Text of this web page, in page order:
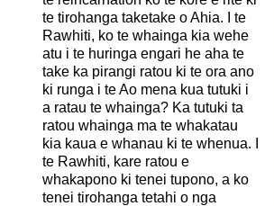
te tirohanga taketake o Ahia. I te
Rawhiti, ko te whainga kia wehe
atu i te huringa engari he aha te
take ka pirangi ratou ki te ora ano
ki runga i te Ao mena kua tutuki i
a ratau te whainga? Ka tutuki ta
ratou whainga ma te whakatau
kia kaua e whanau ki te whenua. I
te Rawhiti, kare ratou e
whakapono ki tenei tupono, a ko
tenei tirohanga tetahi o nga